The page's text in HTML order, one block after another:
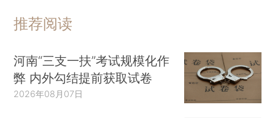
推荐阅读
河南“三支一扶”考试规模化作
弊 内外勾结提前获取试卷
2026年08月07日